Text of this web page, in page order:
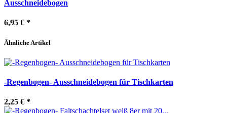
Ausschneidebogen
6,95 € *
Ähnliche Artikel
-Regenbogen- Ausschneidebogen für Tischkarten
2,25 € *